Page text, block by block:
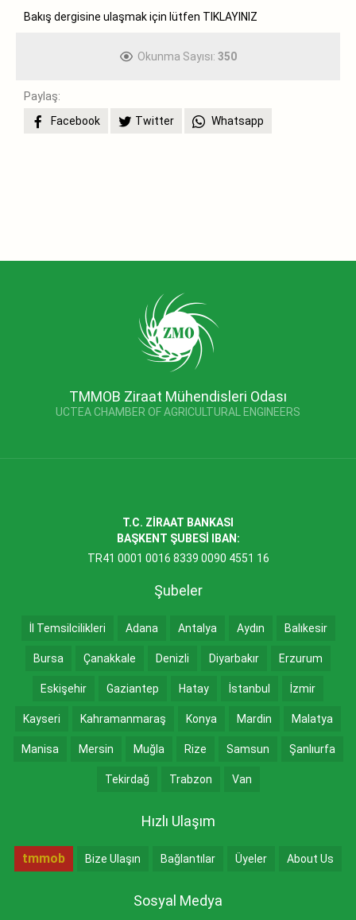
Bakış dergisine ulaşmak için lütfen TIKLAYINIZ
Okunma Sayısı: 350
Paylaş:
Facebook
Twitter Whatsapp
TMMOB Ziraat Mühendisleri Odası
UCTEA CHAMBER OF AGRICULTURAL ENGINEERS
T.C. ZİRAAT BANKASI
BAŞKENT ŞUBESİ IBAN:
TR41 0001 0016 8339 0090 4551 16
Şubeler
İl Temsilcilikleri Adana Antalya Aydın Balıkesir
Bursa Çanakkale Denizli Diyarbakır Erzurum
Eskişehir Gaziantep Hatay İstanbul İzmir
Kayseri Kahramanmaraş Konya Mardin Malatya
Manisa Mersin Muğla Rize Samsun Şanlıurfa
Tekirdağ Trabzon Van
Hızlı Ulaşım
tmmob Bize Ulaşın Bağlantılar Üyeler About Us
Sosyal Medya